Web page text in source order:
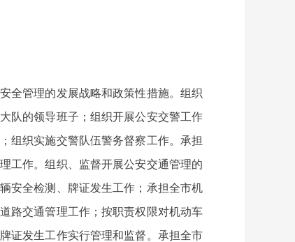
全管理的发展战略和政策性措施。组织
队的领导班子；组织开展公安交警工作
组织实施交警队伍警务督察工作。承担
工作。组织、监督开展公安交通管理的
安全检测、牌证发生工作；承担全市机
路交通管理工作；按职责权限对机动车
证发生工作实行管理和监督。承担全市